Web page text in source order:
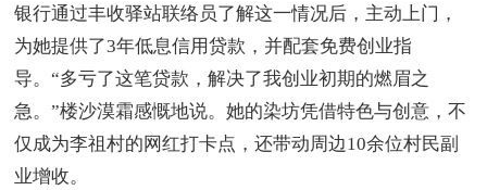
银行通过丰收驿站联络员了解这一情况后，主动上门，
为她提供了3年低息信用贷款，并配套免费创业指
导。“多亏了这笔贷款，解决了我创业初期的燃眉之
急。”楼沙漠霜感慨地说。她的染坊凭借特色与创意，不
仅成为李祖村的网红打卡点，还带动周边10余位村民副
业增收。